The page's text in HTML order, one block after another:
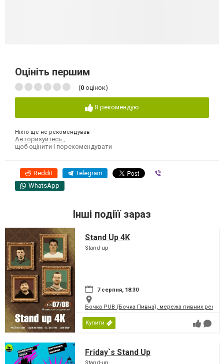
Оцініть першим
(0 оцінок)
Я рекомендую
Ніхто ще не рекомендував
Авторизуйтесь
щоб оцінити і порекомендувати
Reddit Telegram
WhatsApp
Інші подіїї зараз
Stand Up 4K
Stand-up
7 серпня, 18:30
Бочка PUB (Бочка Пивна), мережа пивних
Купити
Friday`s Stand Up
Stand-up